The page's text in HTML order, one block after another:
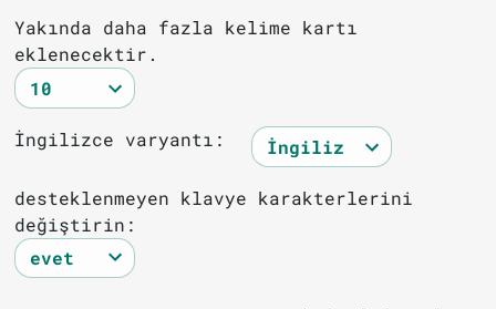
Yakında daha fazla kelime kartı
eklenecektir.
İngilizce varyantı:
desteklenmeyen klavye karakterlerini
değiştirin: